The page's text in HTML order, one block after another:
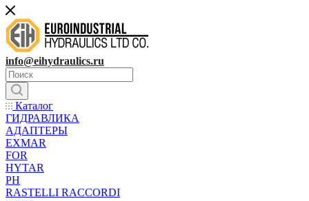
info@eihydraulics.ru
Каталог
ГИДРАВЛИКА
АДАПТЕРЫ
EXMAR
FOR
HYTAR
PH
RASTELLI RACCORDI